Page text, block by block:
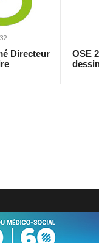
Directeur
OSE